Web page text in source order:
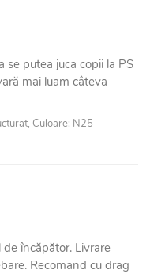
putea juca copii la PS
mai luam câteva
Culoare: N25
de încăpător. Livrare
Recomand cu drag